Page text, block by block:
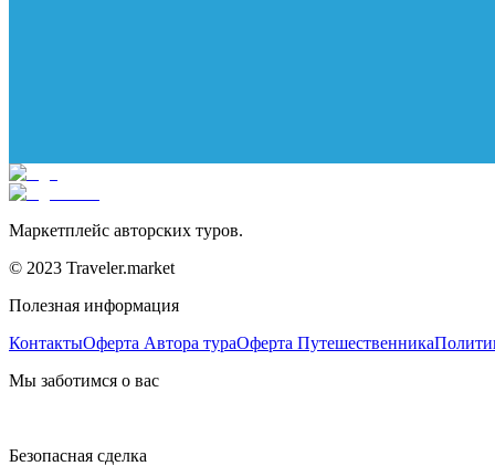
Маркетплейс авторских туров.
© 2023 Traveler.market
Полезная информация
КонтактыОферта Автора тураОферта Путешественника
Мы заботимся о вас
Безопасная сделка